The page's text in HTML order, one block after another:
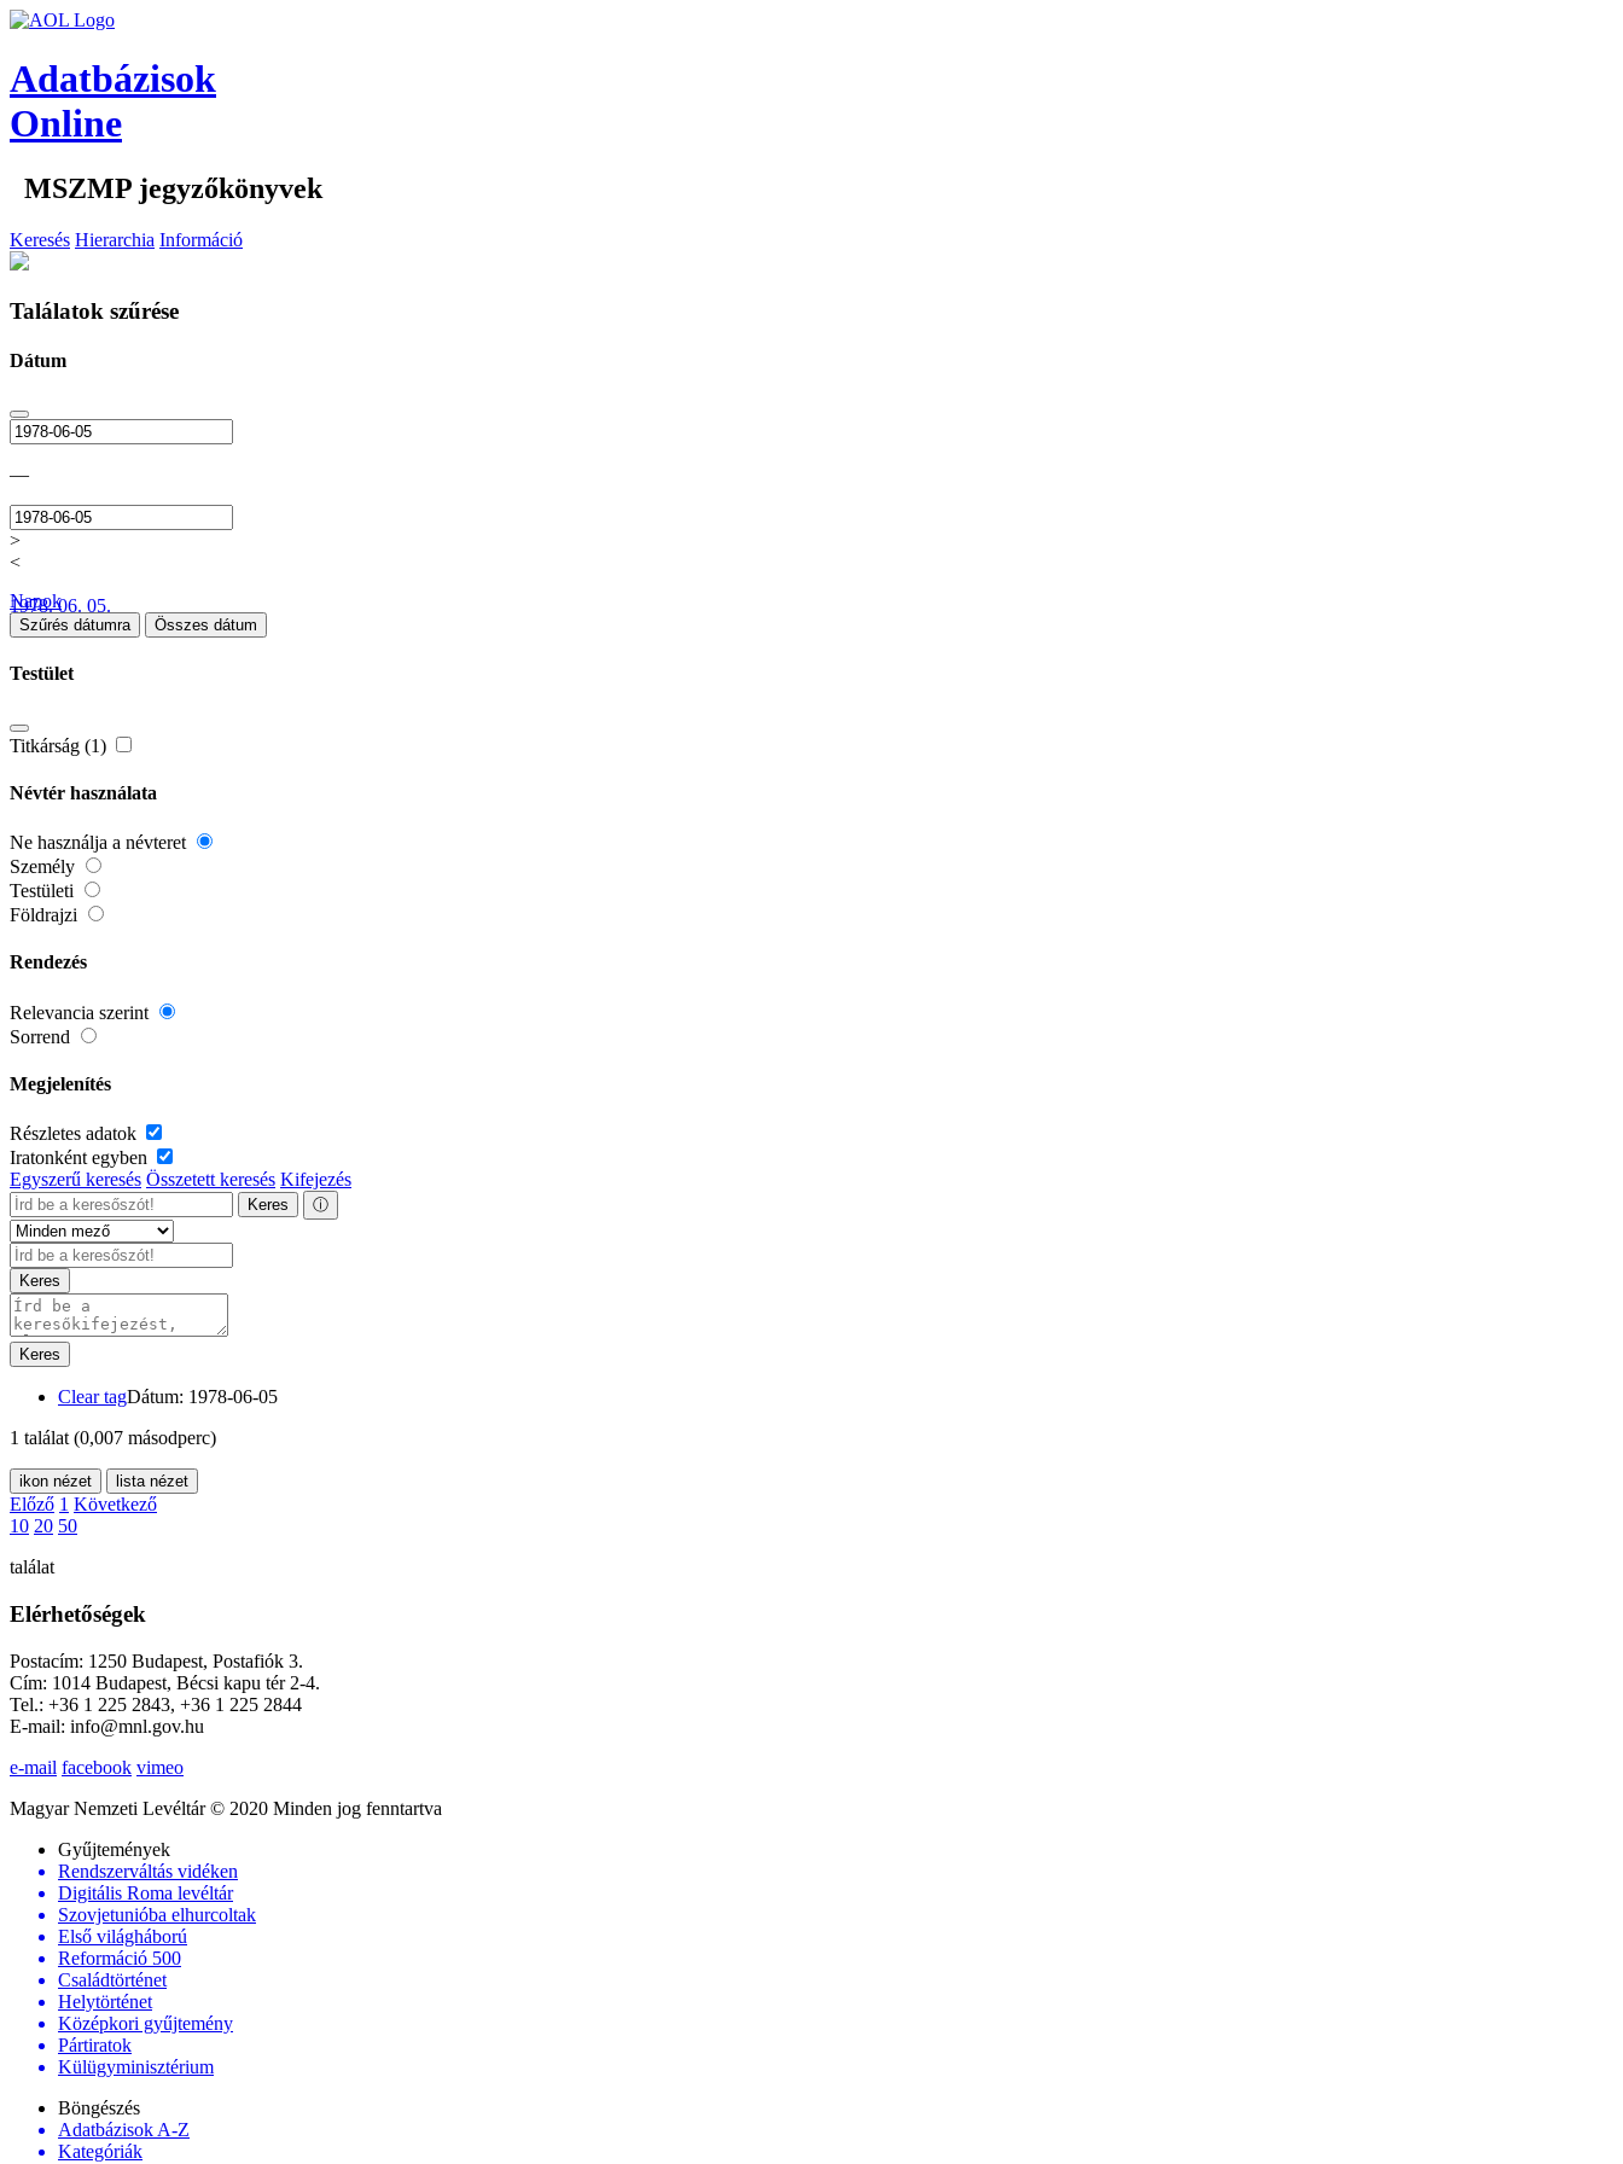
Adatbázisok
Online
MSZMP jegyzőkönyvek
Keresés Hierarchia Információ
Találatok szűrése
Dátum
—
>
<
1978. 06. 05.
Napok
Szűrés dátumra Összes dátum
Testület
Titkárság (1)
Névtér használata
Ne használja a névteret
Személy
Testületi
Földrajzi
Rendezés
Relevancia szerint
Sorrend
Megjelenítés
Részletes adatok
Iratonként egyben
Egyszerű keresés Összetett keresés Kifejezés
Keres ⓘ
Keres
Keres
Clear tagDátum: 1978-06-05
1 találat (0,007 másodperc)
ikon nézet lista nézet
Előző 1 Következő
10 20 50
találat
Elérhetőségek
Postacím: 1250 Budapest, Postafiók 3.
Cím: 1014 Budapest, Bécsi kapu tér 2-4.
Tel.: +36 1 225 2843, +36 1 225 2844
E-mail: info@mnl.gov.hu
e-mail facebook vimeo
Magyar Nemzeti Levéltár © 2020 Minden jog fenntartva
Gyűjtemények
Rendszerváltás vidéken
Digitális Roma levéltár
Szovjetunióba elhurcoltak
Első világháború
Reformáció 500
Családtörténet
Helytörténet
Középkori gyűjtemény
Pártiratok
Külügyminisztérium
Böngészés
Adatbázisok A-Z
Kategóriák